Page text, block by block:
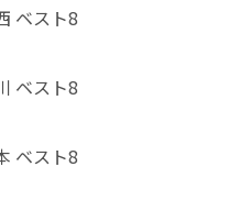
ベスト8
ベスト8
ベスト8